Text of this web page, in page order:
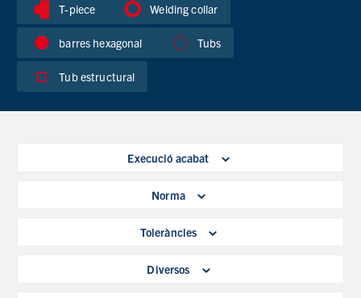
T-piece Welding collar
barres hexagonal Tubs
Tub estructural
Execució acabat
Norma
Toleràncies
Diversos